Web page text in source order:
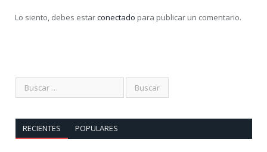
Lo siento, debes estarconectado para publicar un comentario.
RECIENTES POPULARES